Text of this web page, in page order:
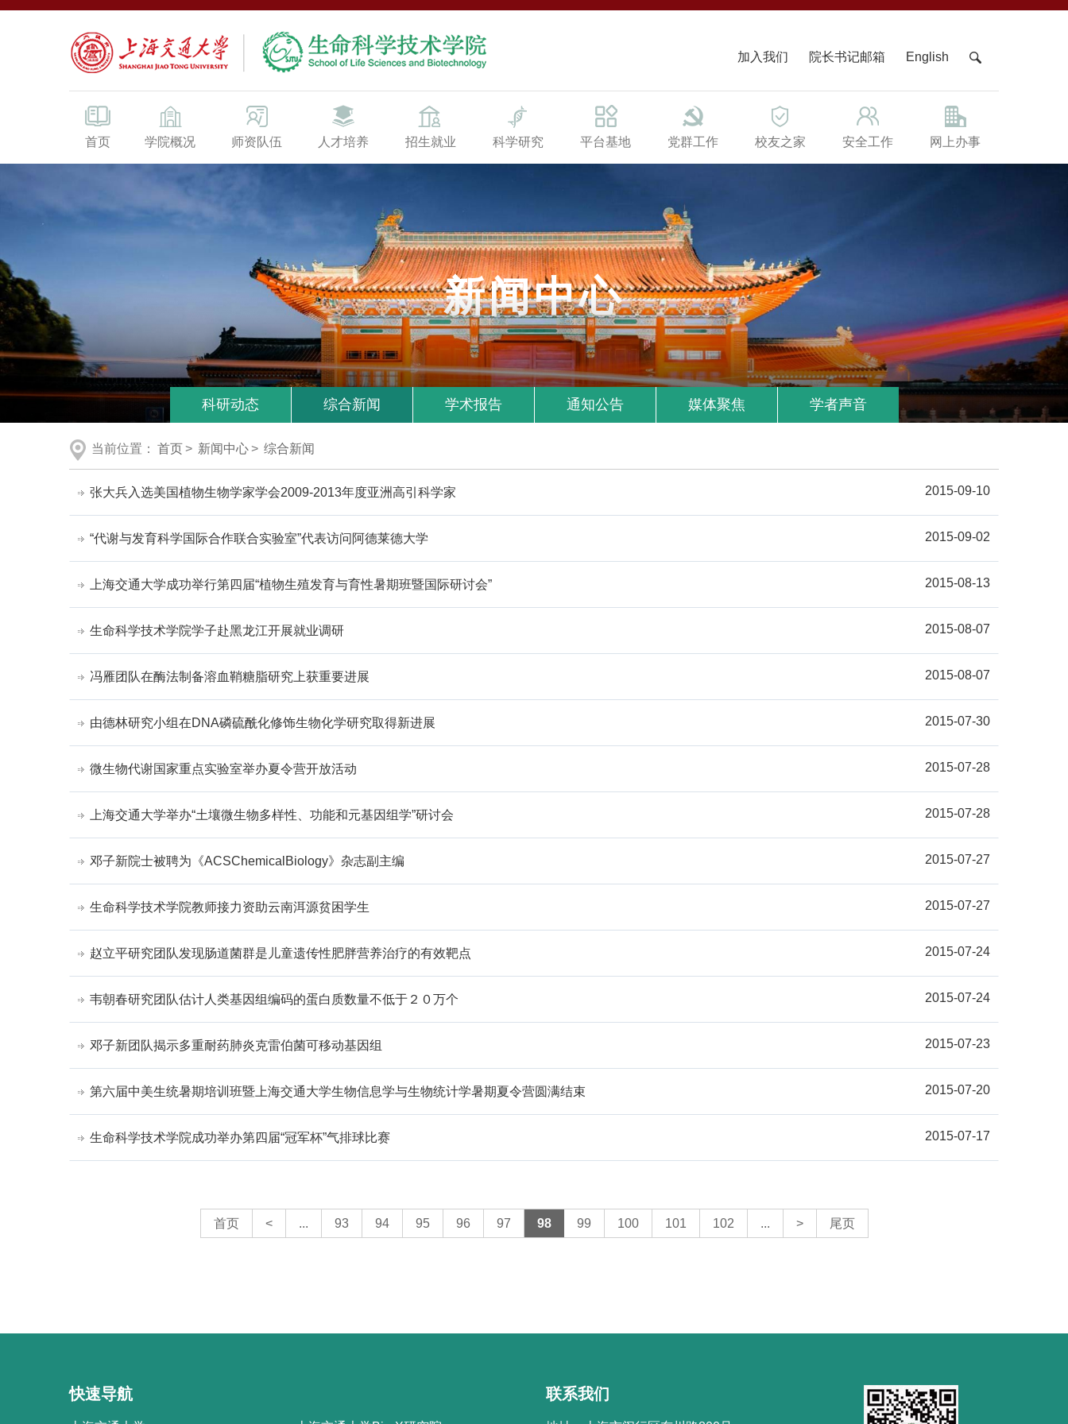
加入我们 院长书记邮箱 English
首页 学院概况 师资队伍 人才培养 招生就业 科学研究 平台基地 党群工作 校友之家 安全工作 网上办事
新闻中心
科研动态 综合新闻 学术报告 通知公告 媒体聚焦 学者声音
当前位置： 首页> 新闻中心> 综合新闻
张大兵入选美国植物生物学家学会2009-2013年度亚洲高引科学家 2015-09-10
“代谢与发育科学国际合作联合实验室”代表访问阿德莱德大学 2015-09-02
上海交通大学成功举行第四届“植物生殖发育与育性暑期班暨国际研讨会” 2015-08-13
生命科学技术学院学子赴黑龙江开展就业调研 2015-08-07
冯雁团队在酶法制备溶血鞘糖脂研究上获重要进展 2015-08-07
由德林研究小组在DNA磷硫酰化修饰生物化学研究取得新进展 2015-07-30
微生物代谢国家重点实验室举办夏令营开放活动 2015-07-28
上海交通大学举办“土壤微生物多样性、功能和元基因组学”研讨会 2015-07-28
邓子新院士被聘为《ACSChemicalBiology》杂志副主编 2015-07-27
生命科学技术学院教师接力资助云南洱源贫困学生 2015-07-27
赵立平研究团队发现肠道菌群是儿童遗传性肥胖营养治疗的有效靶点 2015-07-24
韦朝春研究团队估计人类基因组编码的蛋白质数量不低于２０万个 2015-07-24
邓子新团队揭示多重耐药肺炎克雷伯菌可移动基因组 2015-07-23
第六届中美生统暑期培训班暨上海交通大学生物信息学与生物统计学暑期夏令营圆满结束 2015-07-20
生命科学技术学院成功举办第四届“冠军杯”气排球比赛 2015-07-17
首页 < ... 93 94 95 96 97 98 99 100 101 102 ... > 尾页
快速导航 联系我们